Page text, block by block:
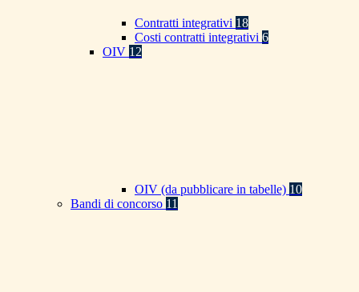
Contratti integrativi 18
Costi contratti integrativi 6
OIV 12
OIV (da pubblicare in tabelle) 10
Bandi di concorso 11